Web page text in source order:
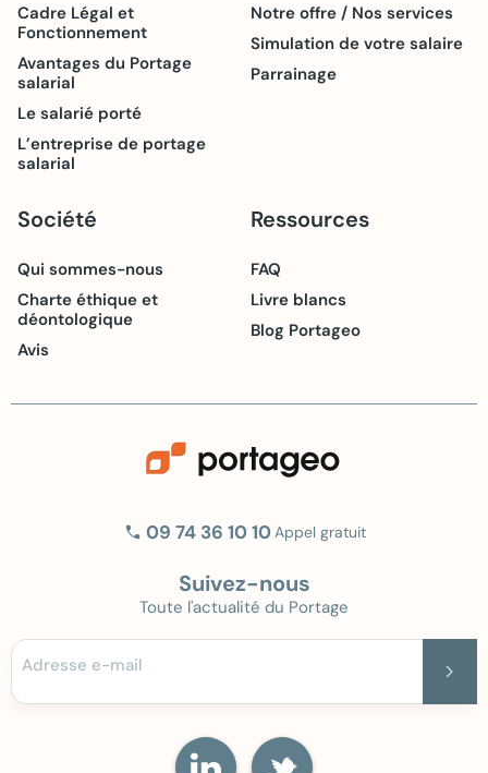
Cadre Légal et
Fonctionnement
Avantages du Portage
salarial
Le salarié porté
L’entreprise de portage
salarial
Notre offre / Nos services
Simulation de votre salaire
Parrainage
Société
Qui sommes-nous
Charte éthique et
déontologique
Avis
Ressources
FAQ
Livre blancs
Blog Portageo
phone 09 74 36 10 10 Appel gratuit
Suivez-nous
Toute l'actualité du Portage
Adresse e-mail chevron_right